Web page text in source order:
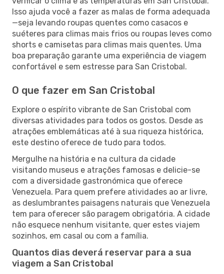
Isso ajuda você a fazer as malas de forma adequada
—seja levando roupas quentes como casacos e
suéteres para climas mais frios ou roupas leves como
shorts e camisetas para climas mais quentes. Uma
boa preparação garante uma experiência de viagem
confortável e sem estresse para San Cristobal.
O que fazer em San Cristobal
Explore o espírito vibrante de San Cristobal com
diversas atividades para todos os gostos. Desde as
atrações emblemáticas até à sua riqueza histórica,
este destino oferece de tudo para todos.
Mergulhe na história e na cultura da cidade
visitando museus e atrações famosas e delicie-se
com a diversidade gastronómica que oferece
Venezuela. Para quem prefere atividades ao ar livre,
as deslumbrantes paisagens naturais que Venezuela
tem para oferecer são paragem obrigatória. A cidade
não esquece nenhum visitante, quer estes viajem
sozinhos, em casal ou com a família.
Quantos dias deverá reservar para a sua
viagem a San Cristobal